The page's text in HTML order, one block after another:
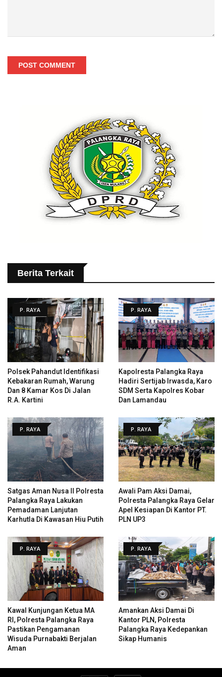
POST COMMENT
Berita Terkait
P. RAYA
Polsek Pahandut Identifikasi
Kebakaran Rumah, Warung
Dan 8 Kamar Kos Di Jalan
R.A. Kartini
P. RAYA
Kapolresta Palangka Raya
Hadiri Sertijab Irwasda, Karo
SDM Serta Kapolres Kobar
Dan Lamandau
P. RAYA
Satgas Aman Nusa II Polresta
Palangka Raya Lakukan
Pemadaman Lanjutan
Karhutla Di Kawasan Hiu Putih
P. RAYA
Awali Pam Aksi Damai,
Polresta Palangka Raya Gelar
Apel Kesiapan Di Kantor PT.
PLN UP3
P. RAYA
Kawal Kunjungan Ketua MA
RI, Polresta Palangka Raya
Pastikan Pengamanan
Wisuda Purnabakti Berjalan
Aman
P. RAYA
Amankan Aksi Damai Di
Kantor PLN, Polresta
Palangka Raya Kedepankan
Sikap Humanis